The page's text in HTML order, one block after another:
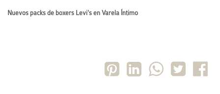
Nuevos packs de boxers Levi's en Varela Íntimo